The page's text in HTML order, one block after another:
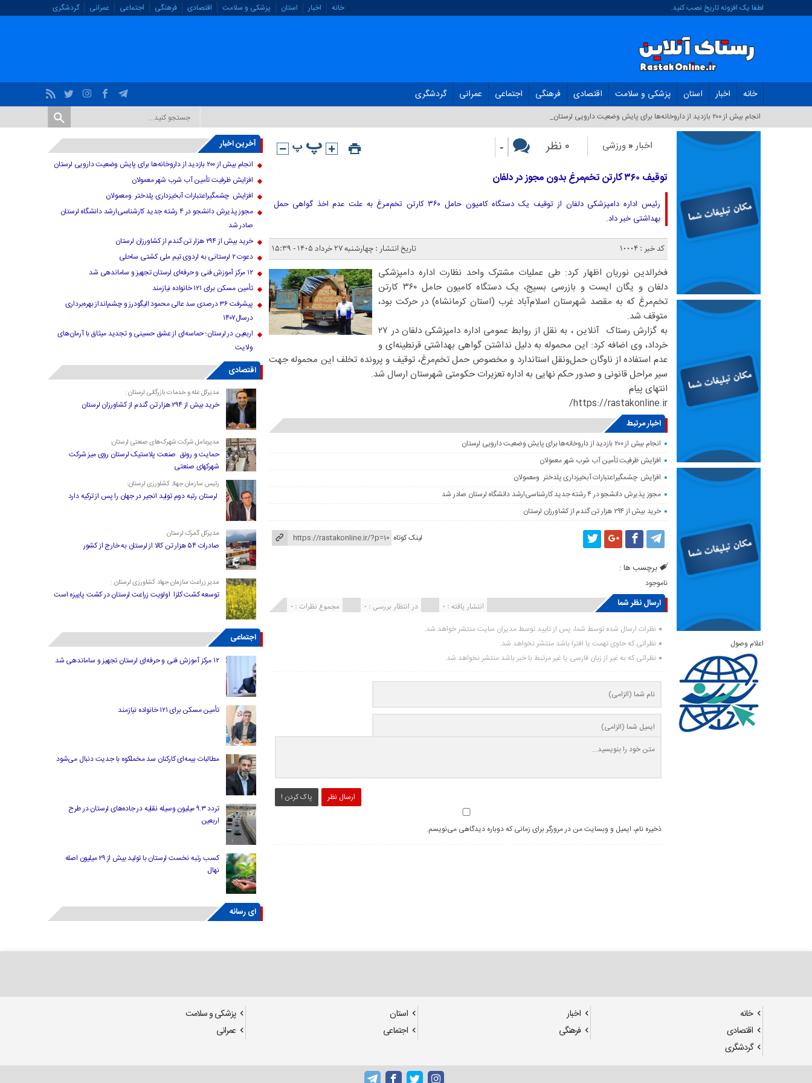
لطفا یک افزونه تاریخ نصب کنید. خانه اخبار استان پزشکی و سلامت اقتصادی فرهنگی اجتماعی عمرانی گردشگری
خانه اخبار استان پزشکی و سلامت اقتصادی فرهنگی اجتماعی عمرانی گردشگری
انجام بیش از ۲۰۰ بازدید از داروخانه‌ها برای پایش وضعیت دارویی لرستان_
اخبار «ورزشی ۰ نظر -
توقیف ۳۶۰ کارتن تخم‌مرغ بدون مجوز در دلفان
رئیس اداره دامپزشکی دلفان از توقیف یک دستگاه کامیون حامل ۳۶۰ کارتن تخم‌مرغ به علت عدم اخذ گواهی حمل
بهداشتی خبر داد.
کد خبر : 10004 تاریخ انتشار : چهارشنبه ۲۷ خرداد ۱۴۰۵ - ۱۵:۳۹
فخرالدین نوریان اظهار کرد: طی عملیات مشترک واحد نظارت اداره دامپزشکی
دلفان و یگان ایست و بازرسی بسیج، یک دستگاه کامیون حامل ۳۶۰ کارتن
تخم‌مرغ که به مقصد شهرستان اسلام‌آباد غرب (استان کرمانشاه) در حرکت بود،
متوقف شد.
به گزارش رستاک آنلاین ، به نقل از روابط عمومی اداره دامپزشکی دلفان در ۲۷
خرداد، وی اضافه کرد: این محموله به دلیل نداشتن گواهی بهداشتی قرنطینه‌ای و
عدم استفاده از ناوگان حمل‌ونقل استاندارد و مخصوص حمل تخم‌مرغ، توقیف و پرونده تخلف این محموله جهت
سیر مراحل قانونی و صدور حکم نهایی به اداره تعزیرات حکومتی شهرستان ارسال شد.
انتهای پیام
https://rastakonline.ir/
اخبار مرتبط
انجام بیش از ۲۰۰ بازدید از داروخانه‌ها برای پایش وضعیت دارویی لرستان
افزایش ظرفیت تأمین آب شرب شهر معمولان
افزایش چشمگیراعتبارات آبخیزداری پلدختر ومعمولان
مجوز پذیرش دانشجو در ۴ رشته جدید کارشناسی‌ارشد دانشگاه لرستان صادر شد
خرید بیش از ۲۹۴ هزار تن گندم از کشاورزان لرستان
لینک کوتاه
برچسب ها :
ناموجود
ارسال نظر شما مجموع نظرات : 0 در انتظار بررسی : 0 انتشار یافته : ۰
نظرات ارسال شده توسط شما، پس از تایید توسط مدیران سایت منتشر خواهد شد.
نظراتی که حاوی تهمت یا افترا باشد منتشر نخواهد شد.
نظراتی که به غیر از زبان فارسی یا غیر مرتبط با خبر باشد منتشر نخواهد شد.
ارسال نظر پاک کردن !
ذخیره نام، ایمیل و وبسایت من در مرورگر برای زمانی که دوباره دیدگاهی می‌نویسم.
اعلام وصول
آخرین اخبار
انجام بیش از ۲۰۰ بازدید از داروخانه‌ها برای پایش وضعیت دارویی لرستان
افزایش ظرفیت تأمین آب شرب شهر معمولان
افزایش چشمگیراعتبارات آبخیزداری پلدختر ومعمولان
مجوز پذیرش دانشجو در ۴ رشته جدید کارشناسی‌ارشد دانشگاه لرستان
صادر شد
خرید بیش از ۲۹۴ هزار تن گندم از کشاورزان لرستان
دعوت ۲ لرستانی به اردوی تیم ملی کشتی ساحلی
۱۲ مرکز آموزش فنی و حرفه‌ای لرستان تجهیز و ساماندهی شد
تأمین مسکن برای ۱۲۱ خانواده نیازمند
پیشرفت ۳۶ درصدی سد عالی محمود الیگودرز و چشم‌انداز بهره‌برداری
درسال۱۴۰۷
اربعین در لرستان؛ حماسه‌ای از عشق حسینی و تجدید میثاق با آرمان‌های
ولایت
اقتصادی
مدیرکل غله و خدمات بازرگانی لرستان :
خرید بیش از ۲۹۴ هزار تن گندم از کشاورزان لرستان
مدیرعامل شرکت شهرک‌های صنعتی لرستان:
حمایت و رونق صنعت پلاستیک لرستان روی میز شرکت
شهرکهای صنعتی
رئیس سازمان جهاد کشاورزی لرستان:
لرستان رتبه دوم تولید انجیر در جهان را پس از ترکیه دارد
مدیرکل گمرک لرستان
صادرات ۵۴ هزار تن کالا از لرستان به خارج از کشور
مدیر زراعت سازمان جهاد کشاورزی لرستان :
توسعه کشت کلزا اولویت زراعت لرستان در کشت پاییزه است
اجتماعی
۱۲ مرکز آموزش فنی و حرفه‌ای لرستان تجهیز و ساماندهی شد
تأمین مسکن برای ۱۲۱ خانواده نیازمند
مطالبات بیمه‌ای کارکنان سد مخملکوه با جدیت دنبال می‌شود
تردد ۹.۳ میلیون وسیله نقلیه در جاده‌های لرستان در طرح
اربعین
کسب رتبه نخست لرستان با تولید بیش از ۲۹ میلیون اصله
نهال
ای رسانه
خانه اخبار استان
پزشکی و سلامت
اقتصادی
فرهنگی اجتماعی
عمرانی
گردشگری